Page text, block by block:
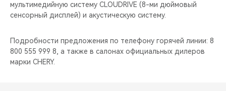
мультимедийную систему CLOUDRIVE (8-ми дюймовый
сенсорный дисплей) и акустическую систему.
Подробности предложения по телефону горячей линии: 8
800 555 999 8, а также в салонах официальных дилеров
марки CHERY.